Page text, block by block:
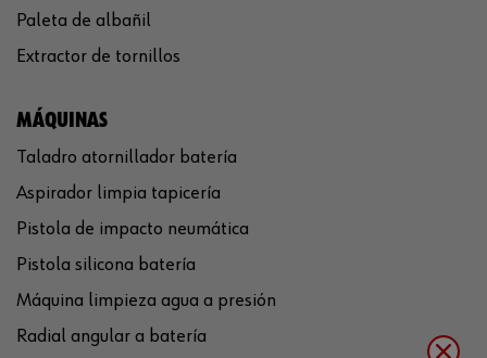
Paleta de albañil
Extractor de tornillos
MÁQUINAS
Taladro atornillador batería
Aspirador limpia tapicería
Pistola de impacto neumática
Pistola silicona batería
Máquina limpieza agua a presión
Radial angular a batería